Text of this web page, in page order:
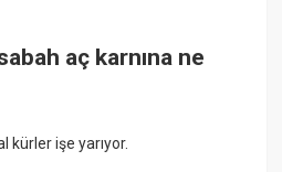
aç karnına ne
kürler işe yarıyor.